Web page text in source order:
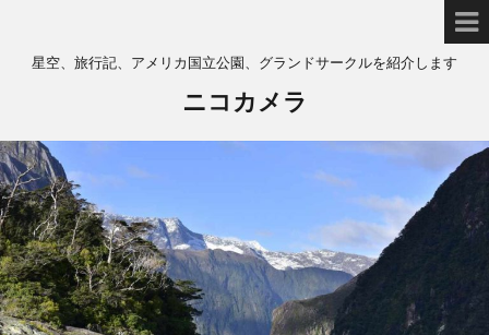
星空、旅行記、アメリカ国立公園、グランドサークルを紹介します
ニコカメラ